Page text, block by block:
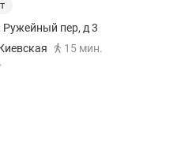
Ружейный пер, д 3
15 мин.